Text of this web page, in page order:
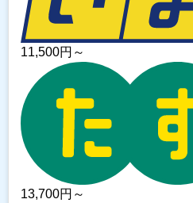
11,500円～
13,700円～